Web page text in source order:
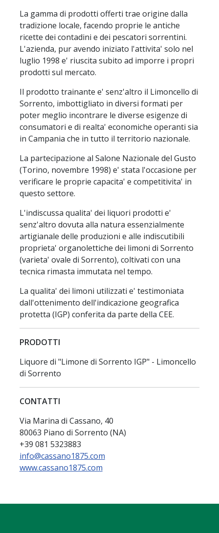
La gamma di prodotti offerti trae origine dalla
tradizione locale, facendo proprie le antiche
ricette dei contadini e dei pescatori sorrentini.
L'azienda, pur avendo iniziato l'attivita' solo nel
luglio 1998 e' riuscita subito ad imporre i propri
prodotti sul mercato.
Il prodotto trainante e' senz'altro il Limoncello di
Sorrento, imbottigliato in diversi formati per
poter meglio incontrare le diverse esigenze di
consumatori e di realta' economiche operanti sia
in Campania che in tutto il territorio nazionale.
La partecipazione al Salone Nazionale del Gusto
(Torino, novembre 1998) e' stata l'occasione per
verificare le proprie capacita' e competitivita' in
questo settore.
L'indiscussa qualita' dei liquori prodotti e'
senz'altro dovuta alla natura essenzialmente
artigianale delle produzioni e alle indiscutibili
proprieta' organolettiche dei limoni di Sorrento
(varieta' ovale di Sorrento), coltivati con una
tecnica rimasta immutata nel tempo.
La qualita' dei limoni utilizzati e' testimoniata
dall'ottenimento dell'indicazione geografica
protetta (IGP) conferita da parte della CEE.
PRODOTTI
Liquore di "Limone di Sorrento IGP" - Limoncello
di Sorrento
CONTATTI
Via Marina di Cassano, 40
80063 Piano di Sorrento (NA)
+39 081 5323883
info@cassano1875.com
www.cassano1875.com